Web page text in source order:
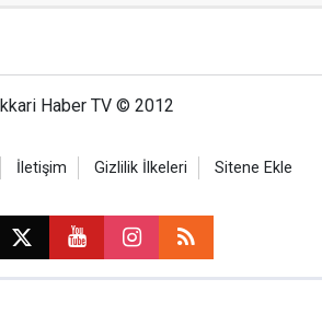
Haber TV © 2012
İletişim Gizlilik İlkeleri Sitene Ekle